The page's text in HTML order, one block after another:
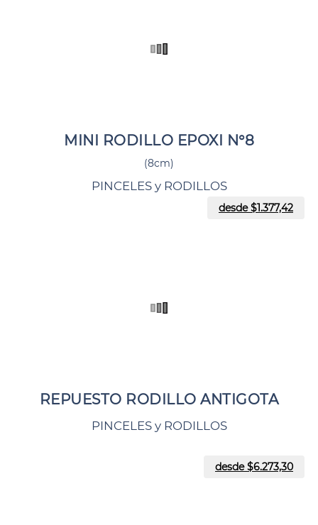
MINI RODILLO EPOXI N°8
(8cm)
PINCELES y RODILLOS
desde $1.377,42
REPUESTO RODILLO ANTIGOTA
PINCELES y RODILLOS
desde $6.273,30